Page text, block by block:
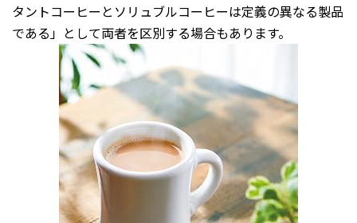
タントコーヒーとソリュブルコーヒーは定義の異なる製品
である」として両者を区別する場合もあります。